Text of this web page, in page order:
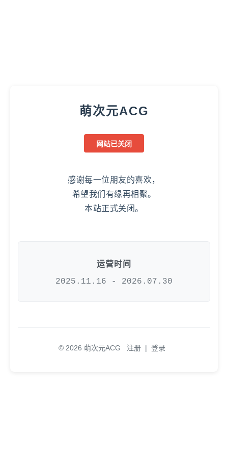
萌次元ACG
网站已关闭
感谢每一位朋友的喜欢，
希望我们有缘再相聚。
本站正式关闭。
运营时间
2025.11.16 - 2026.07.30
© 2026 萌次元ACG 注册 | 登录